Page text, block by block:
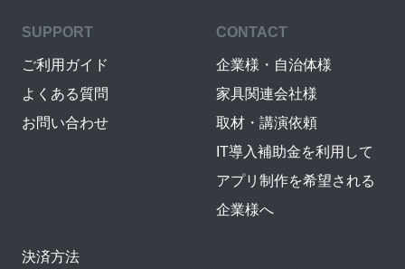
SUPPORT
ご利用ガイド
よくある質問
お問い合わせ
CONTACT
企業様・自治体様
家具関連会社様
取材・講演依頼
IT導入補助金を利用して
アプリ制作を希望される
企業様へ
決済方法